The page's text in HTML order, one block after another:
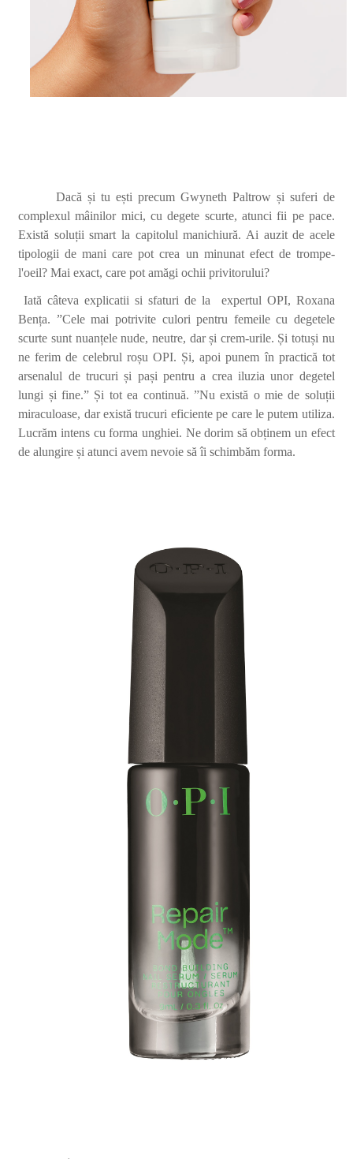
Dacă și tu ești precum Gwyneth Paltrow și suferi de
complexul mâinilor mici, cu degete scurte, atunci fii pe pace.
Există soluții smart la capitolul manichiură. Ai auzit de acele
tipologii de mani care pot crea un minunat efect de trompe-
l'oeil? Mai exact, care pot amăgi ochii privitorului?
Iată câteva explicatii si sfaturi de la expertul OPI, Roxana
Bența. ”Cele mai potrivite culori pentru femeile cu degetele
scurte sunt nuanțele nude, neutre, dar și crem-urile. Și totuși nu
ne ferim de celebrul roșu OPI. Și, apoi punem în practică tot
arsenalul de trucuri și pași pentru a crea iluzia unor degetel
lungi și fine.” Și tot ea continuă. ”Nu există o mie de soluții
miraculoase, dar există trucuri eficiente pe care le putem utiliza.
Lucrăm intens cu forma unghiei. Ne dorim să obținem un efect
de alungire și atunci avem nevoie să îi schimbăm forma.